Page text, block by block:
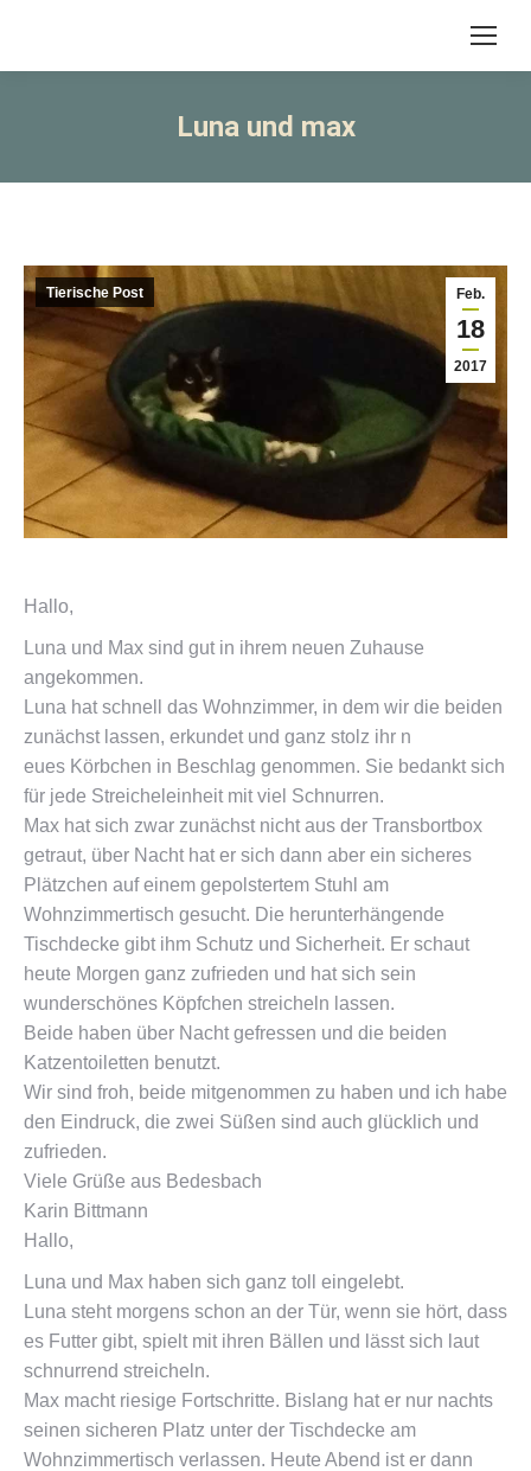
Luna und max
Feb.
18
2017
Tierische Post
Hallo,
Luna und Max sind gut in ihrem neuen Zuhause
angekommen.
Luna hat schnell das Wohnzimmer, in dem wir die beiden
zunächst lassen, erkundet und ganz stolz ihr n
eues Körbchen in Beschlag genommen. Sie bedankt sich
für jede Streicheleinheit mit viel Schnurren.
Max hat sich zwar zunächst nicht aus der Transbortbox
getraut, über Nacht hat er sich dann aber ein sicheres
Plätzchen auf einem gepolstertem Stuhl am
Wohnzimmertisch gesucht. Die herunterhängende
Tischdecke gibt ihm Schutz und Sicherheit. Er schaut
heute Morgen ganz zufrieden und hat sich sein
wunderschönes Köpfchen streicheln lassen.
Beide haben über Nacht gefressen und die beiden
Katzentoiletten benutzt.
Wir sind froh, beide mitgenommen zu haben und ich habe
den Eindruck, die zwei Süßen sind auch glücklich und
zufrieden.
Viele Grüße aus Bedesbach
Karin Bittmann
Hallo,
Luna und Max haben sich ganz toll eingelebt.
Luna steht morgens schon an der Tür, wenn sie hört, dass
es Futter gibt, spielt mit ihren Bällen und lässt sich laut
schnurrend streicheln.
Max macht riesige Fortschritte. Bislang hat er nur nachts
seinen sicheren Platz unter der Tischdecke am
Wohnzimmertisch verlassen. Heute Abend ist er dann